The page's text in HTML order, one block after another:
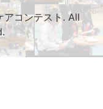
コンテスト. All